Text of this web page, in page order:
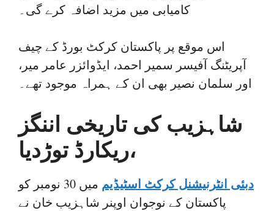
کامیابی میں مزید اضافہ کرے گی۔
اس موقع پر پاکستان کرکٹ بورڈ کے چیف
آپریٹنگ آفیسر سمیر احمد، ایڈوائزر عامر میر،
اور سلمان نصیر بھی ان کے ہمراہ موجود تھے۔
شاہزیب کی تاریخی اننگز
،ریکارڈ توڑدیا
دبئی انٹرنیشنل کرکٹ اسٹیڈیم
میں 30 نومبر کو
پاکستان کے نوجوان اوپنر شاہزیب خان نے